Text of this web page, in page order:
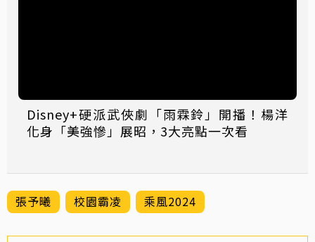
Disney+硬派武俠劇「雨霖鈴」開播！楊洋
化身「美強慘」展昭，3大亮點一次看
張予曦 校園霸凌 乘風2024